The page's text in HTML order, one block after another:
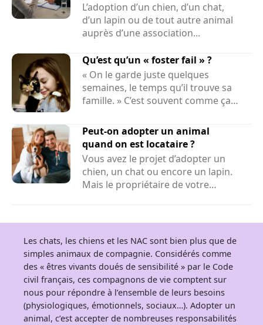
L’adoption d’un chien, d’un chat,
d’un lapin ou de tout autre animal
auprès d’une association...
Qu’est qu’un « foster fail » ?
« On le garde juste quelques
semaines, le temps qu’il trouve sa
famille. » C’est souvent comme ça
Peut-on adopter un animal
quand on est locataire ?
Vous avez le projet d’adopter un
chien, un chat ou encore un lapin.
Mais le propriétaire de votre
Les chats, les chiens et les NAC sont bien plus que de
simples animaux de compagnie. Considérés comme
des « êtres vivants doués de sensibilité » par le Code
civil français, ces compagnons de vie comptent sur
nous pour répondre à l’ensemble de leurs besoins
(physiologiques, émotionnels, sociaux…). Adopter un
animal, c’est accepter de nombreuses responsabilités